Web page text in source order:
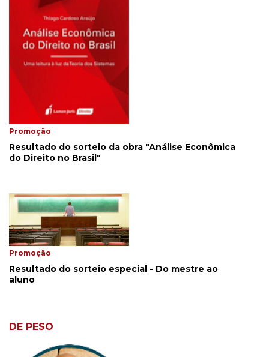
Promoção
Resultado do sorteio da obra "Análise Econômica
do Direito no Brasil"
Promoção
Resultado do sorteio especial - Do mestre ao
aluno
DE PESO